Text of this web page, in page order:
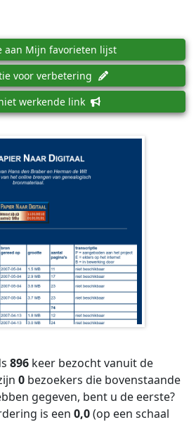
aan Mijn favorieten lijst
voor verbetering
werkende link
896 keer bezocht vanuit de
0 bezoekers die bovenstaande
gegeven, bent u de eerste?
is een 0,0(op een schaal